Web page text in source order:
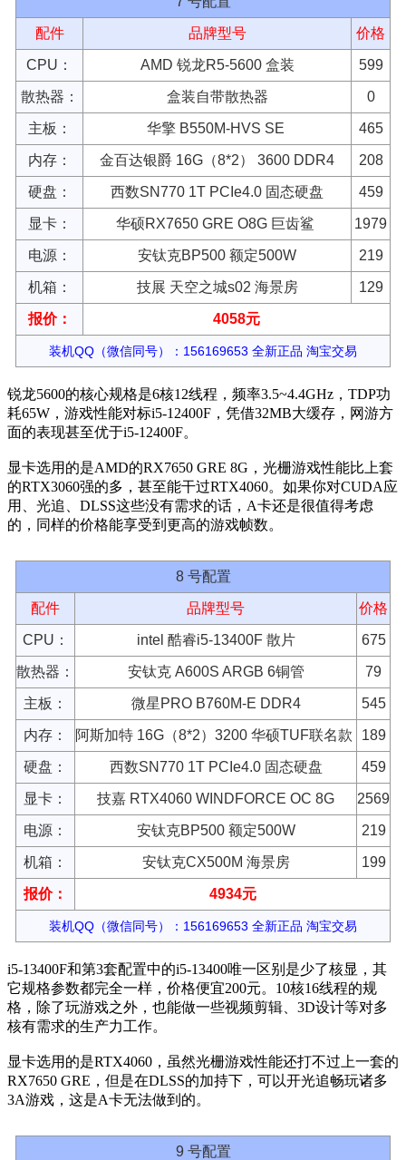
7 号配置
配件 品牌型号 价格
CPU： AMD 锐龙R5-5600 盒装 599
散热器： 盒装自带散热器 0
主板： 华擎 B550M-HVS SE 465
内存： 金百达银爵 16G（8*2） 3600 DDR4 208
硬盘： 西数SN770 1T PCIe4.0 固态硬盘 459
显卡： 华硕RX7650 GRE O8G 巨齿鲨 1979
电源： 安钛克BP500 额定500W 219
机箱： 技展 天空之城s02 海景房 129
报价： 4058元
装机QQ（微信同号）：156169653 全新正品 淘宝交易
锐龙5600的核心规格是6核12线程，频率3.5~4.4GHz，TDP功
耗65W，游戏性能对标i5-12400F，凭借32MB大缓存，网游方
面的表现甚至优于i5-12400F。
显卡选用的是AMD的RX7650 GRE 8G，光栅游戏性能比上套
的RTX3060强的多，甚至能干过RTX4060。如果你对CUDA应
用、光追、DLSS这些没有需求的话，A卡还是很值得考虑
的，同样的价格能享受到更高的游戏帧数。
8 号配置
配件 品牌型号 价格
CPU： intel 酷睿i5-13400F 散片 675
散热器： 安钛克 A600S ARGB 6铜管 79
主板： 微星PRO B760M-E DDR4 545
内存： 阿斯加特 16G（8*2）3200 华硕TUF联名款 189
硬盘： 西数SN770 1T PCIe4.0 固态硬盘 459
显卡： 技嘉 RTX4060 WINDFORCE OC 8G 2569
电源： 安钛克BP500 额定500W 219
机箱： 安钛克CX500M 海景房 199
报价： 4934元
装机QQ（微信同号）：156169653 全新正品 淘宝交易
i5-13400F和第3套配置中的i5-13400唯一区别是少了核显，其
它规格参数都完全一样，价格便宜200元。10核16线程的规
格，除了玩游戏之外，也能做一些视频剪辑、3D设计等对多
核有需求的生产力工作。
显卡选用的是RTX4060，虽然光栅游戏性能还打不过上一套的
RX7650 GRE，但是在DLSS的加持下，可以开光追畅玩诸多
3A游戏，这是A卡无法做到的。
9 号配置